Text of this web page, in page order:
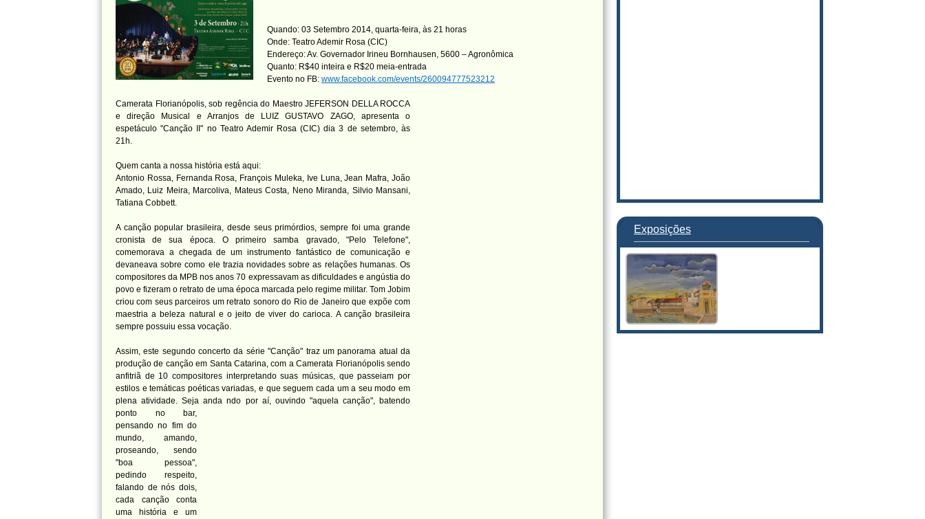
Quando: 03 Setembro 2014, quarta-feira, às 21 horas
Onde: Teatro Ademir Rosa (CIC)
Endereço: Av. Governador Irineu Bornhausen, 5600 – Agronômica
Quanto: R$40 inteira e R$20 meia-entrada
Evento no FB: www.facebook.com/events/260094777523212
Camerata Florianópolis, sob regência do Maestro JEFERSON DELLA ROCCA
e direção Musical e Arranjos de LUIZ GUSTAVO ZAGO, apresenta o
espetáculo "Canção II" no Teatro Ademir Rosa (CIC) dia 3 de setembro, às
21h.
Quem canta a nossa história está aqui:
Antonio Rossa, Fernanda Rosa, François Muleka, Ive Luna, Jean Mafra, João
Amado, Luiz Meira, Marcoliva, Mateus Costa, Neno Miranda, Silvio Mansani,
Tatiana Cobbett.
A canção popular brasileira, desde seus primórdios, sempre foi uma grande
cronista de sua época. O primeiro samba gravado, "Pelo Telefone",
comemorava a chegada de um instrumento fantástico de comunicação e
devaneava sobre como ele trazia novidades sobre as relações humanas. Os
compositores da MPB nos anos 70 expressavam as dificuldades e angústia do
povo e fizeram o retrato de uma época marcada pelo regime militar. Tom Jobim
criou com seus parceiros um retrato sonoro do Rio de Janeiro que expõe com
maestria a beleza natural e o jeito de viver do carioca. A canção brasileira
sempre possuiu essa vocação.
Assim, este segundo concerto da série "Canção" traz um panorama atual da
produção de canção em Santa Catarina, com a Camerata Florianópolis sendo
anfitriã de 10 compositores interpretando suas músicas, que passeiam por
estilos e temáticas poéticas variadas, e que seguem cada um a seu modo em
plena atividade. Seja andando por aí, ouvindo "aquela canção", batendo
ponto no bar,
pensando no fim do
mundo, amando,
proseando, sendo
"boa pessoa",
pedindo respeito,
falando de nós dois,
cada canção conta
uma história e um
Exposições